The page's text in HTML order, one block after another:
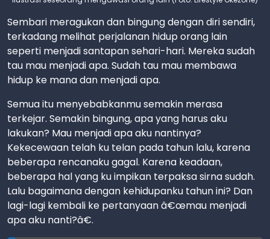
Sembari meragukan dan bingung dengan diri sendiri,
terkadang melihat perjalanan hidup orang lain
seperti menjadi santapan sehari-hari. Mereka sudah
tau mau menjadi apa. Sudah tau mau membawa
hidup ke mana dan menjadi apa.
Semua itu menyebabkanmu semakin merasa
terkejar. Semakin bingung, apa yang harus aku
lakukan? Mau menjadi apa aku nantinya?
Kekecewaan telah ku telan pada tahun lalu, karena
beberapa rencanaku gagal. Karena keadaan,
beberapa hal yang ku impikan terpaksa sirna sudah.
Lalu bagaimana dengan kehidupanku tahun ini? Dan
lagi-lagi kembali ke pertanyaan â€œmau menjadi
apa aku nanti?â€.